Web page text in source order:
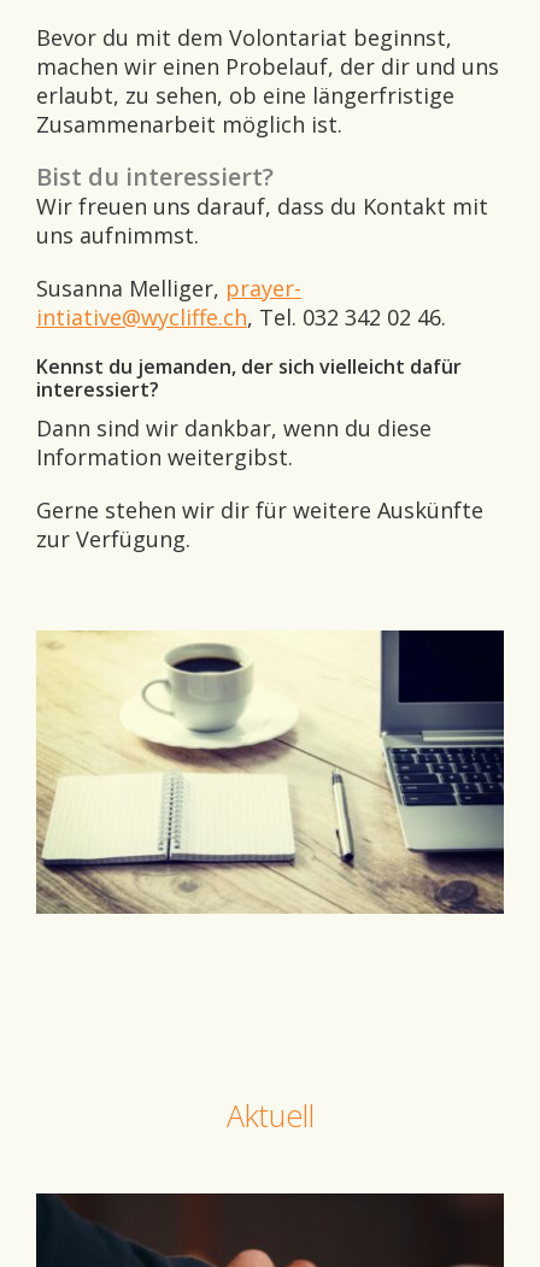
Bevor du mit dem Volontariat beginnst,
machen wir einen Probelauf, der dir und uns
erlaubt, zu sehen, ob eine längerfristige
Zusammenarbeit möglich ist.
Bist du interessiert?
Wir freuen uns darauf, dass du Kontakt mit
uns aufnimmst.
Susanna Melliger, prayer-
intiative@wycliffe.ch, Tel. 032 342 02 46.
Kennst du jemanden, der sich vielleicht dafür
interessiert?
Dann sind wir dankbar, wenn du diese
Information weitergibst.
Gerne stehen wir dir für weitere Auskünfte
zur Verfügung.
Aktuell